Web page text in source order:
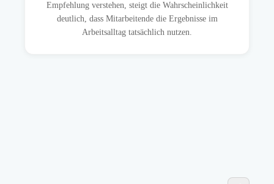
Empfehlung verstehen, steigt die Wahrscheinlichkeit
deutlich, dass Mitarbeitende die Ergebnisse im
Arbeitsalltag tatsächlich nutzen.